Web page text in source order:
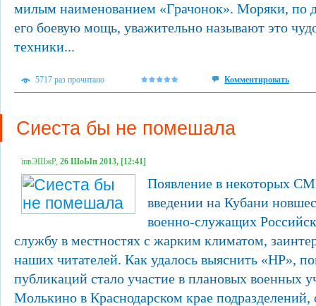
милым наименованием «Грачонок». Моряки, по
его боевую мощь, уважительно называют это
техники...
5717 раз прочитано Комментировать
Сиеста бы не помешала
їпвЭШжР, 26 ШоЫп 2013, [12:41]
Появление в некоторых
введении на Кубани
военно-служащих
службу в местностях с жарким климатом,
наших читателей. Как удалось выяснить «НР»,
публикаций стало участие в плановых военных
Молькино в Краснодарском крае